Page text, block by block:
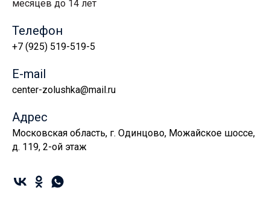
месяцев до 14 лет
Телефон
+7 (925) 519-519-5
E-mail
center-zolushka@mail.ru
Адрес
Московская область, г. Одинцово, Можайское шоссе,
д. 119, 2-ой этаж